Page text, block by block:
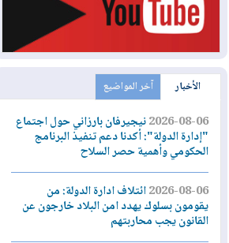
الأخبار آخر المواضيع
2026-08-06نيجيرفان بارزاني حول اجتماع
"إدارة الدولة": أكدنا دعم تنفيذ البرنامج
الحكومي وأهمية حصر السلاح
2026-08-06ائتلاف ادارة الدولة: من
يقومون بسلوك يهدد امن البلاد خارجون عن
القانون يجب محاربتهم